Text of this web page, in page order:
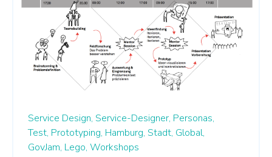
Service Design, Service-Designer, Personas,
Test, Prototyping, Hamburg, Stadt, Global,
GovJam, Lego, Workshops